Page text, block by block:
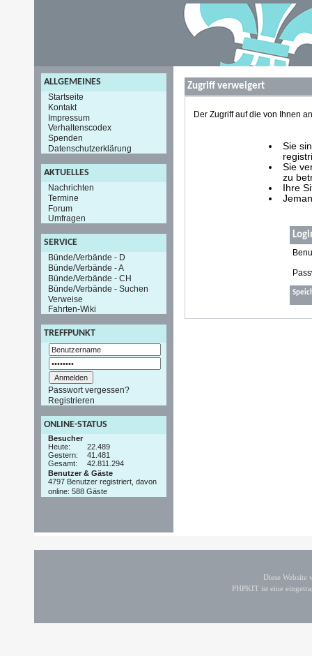
ALLGEMEINES
Startseite
Kontakt
Impressum
Verhaltenscodex
Spenden
Datenschutzerklärung
AKTUELLES
Nachrichten
Termine
Forum
Umfragen
SERVICE
Bünde/Verbände - D
Bünde/Verbände - A
Bünde/Verbände - CH
Bünde/Verbände - Suchen
Verweise
Fahrten-Wiki
TREFFPUNKT
Passwort vergessen?
Registrieren
ONLINE-STATUS
Besucher
Heute:
22.489
Gestern:
41.481
Gesamt:
42.811.294
Benutzer & Gäste
4797 Benutzer registriert, davon
online: 588 Gäste
Zugriff verweigert
Der Zugriff auf die von Ihnen
Sie
Sie
zu
Ihre
Diese
PHPKIT ist eine